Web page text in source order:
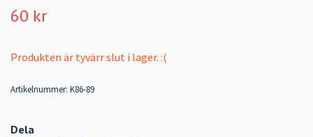
60 kr
Produkten är tyvärr slut i lager. :(
Artikelnummer: K86-89
Dela